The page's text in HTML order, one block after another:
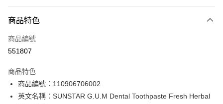
信用卡
Apple Pay
PayMe
WeChat Pay
商品特色
商品編號
551807
商品特色
商品編號：110906706002
英文名稱：SUNSTAR G.U.M Dental Toothpaste Fresh Herbal